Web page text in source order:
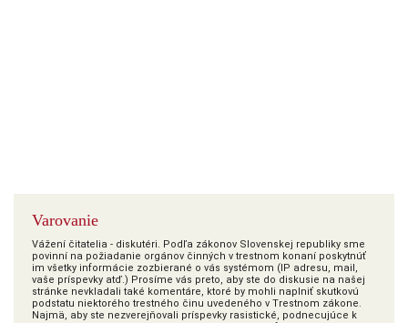
Varovanie
Vážení čitatelia - diskutéri. Podľa zákonov Slovenskej republiky sme
povinní na požiadanie orgánov činných v trestnom konaní poskytnúť
im všetky informácie zozbierané o vás systémom (IP adresu, mail,
vaše príspevky atď.) Prosíme vás preto, aby ste do diskusie na našej
stránke nevkladali také komentáre, ktoré by mohli naplniť skutkovú
podstatu niektorého trestného činu uvedeného v Trestnom zákone.
Najmä, aby ste nezverejňovali príspevky rasistické, podnecujúce k